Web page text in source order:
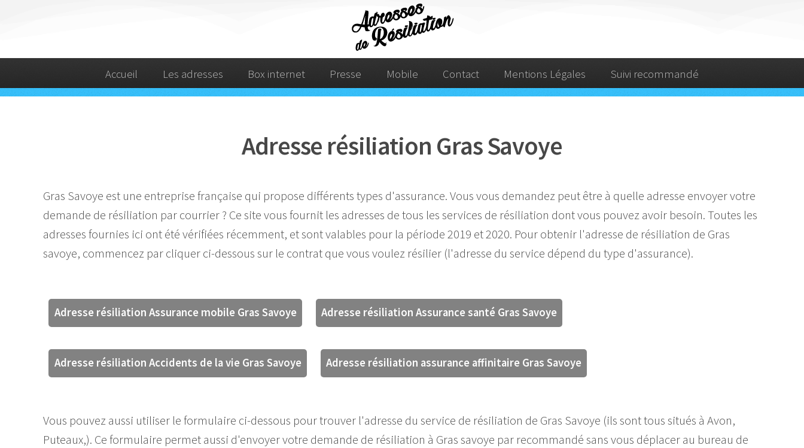
Accueil Les adresses Box internet Presse Mobile Contact Mentions Légales Suivi recommandé
Adresse résiliation Gras Savoye
Gras Savoye est une entreprise française qui propose différents types d'assurance. Vous vous demandez peut être à quelle adresse envoyer votre
demande de résiliation par courrier ? Ce site vous fournit les adresses de tous les services de résiliation dont vous pouvez avoir besoin. Toutes les
adresses fournies ici ont été vérifiées récemment, et sont valables pour la période 2019 et 2020. Pour obtenir l'adresse de résiliation de Gras
savoye, commencez par cliquer ci-dessous sur le contrat que vous voulez résilier (l'adresse du service dépend du type d'assurance).
Adresse résiliation Assurance mobile Gras Savoye Adresse résiliation Assurance santé Gras Savoye
Adresse résiliation Accidents de la vie Gras Savoye Adresse résiliation assurance affinitaire Gras Savoye
Vous pouvez aussi utiliser le formulaire ci-dessous pour trouver l'adresse du service de résiliation de Gras Savoye (ils sont tous situés à Avon,
Puteaux,). Ce formulaire permet aussi d'envoyer votre demande de résiliation à Gras savoye par recommandé sans vous déplacer au bureau de